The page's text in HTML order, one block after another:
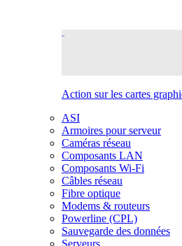
Action sur les cartes
ASI
Armoires pour serveur
Caméras réseau
Composants LAN
Composants Wi-Fi
Câbles réseau
Fibre optique
Modems & routeurs
Powerline (CPL)
Sauvegarde des données
Serveurs